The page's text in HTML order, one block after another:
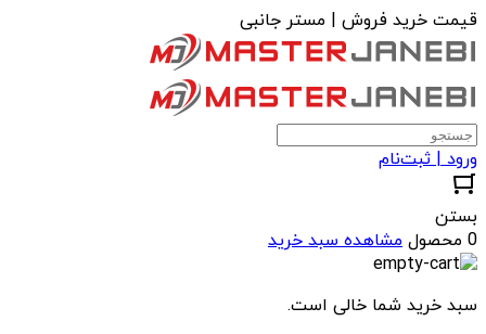
قیمت خرید فروش | مستر جانبی
ورود | ثبت‌نام
بستن
0 محصول
مشاهده سبد خرید
سبد خرید شما خالی است.